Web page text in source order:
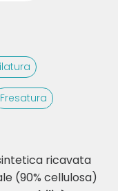
Fresatura
ricavata
(90% cellulosa)